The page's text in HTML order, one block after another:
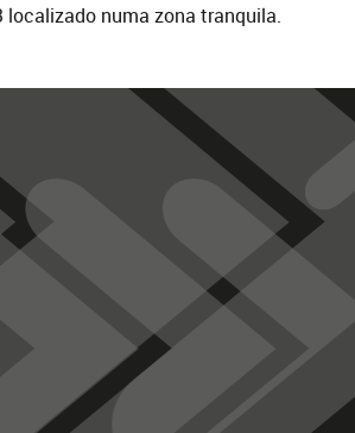
localizado numa zona tranquila.